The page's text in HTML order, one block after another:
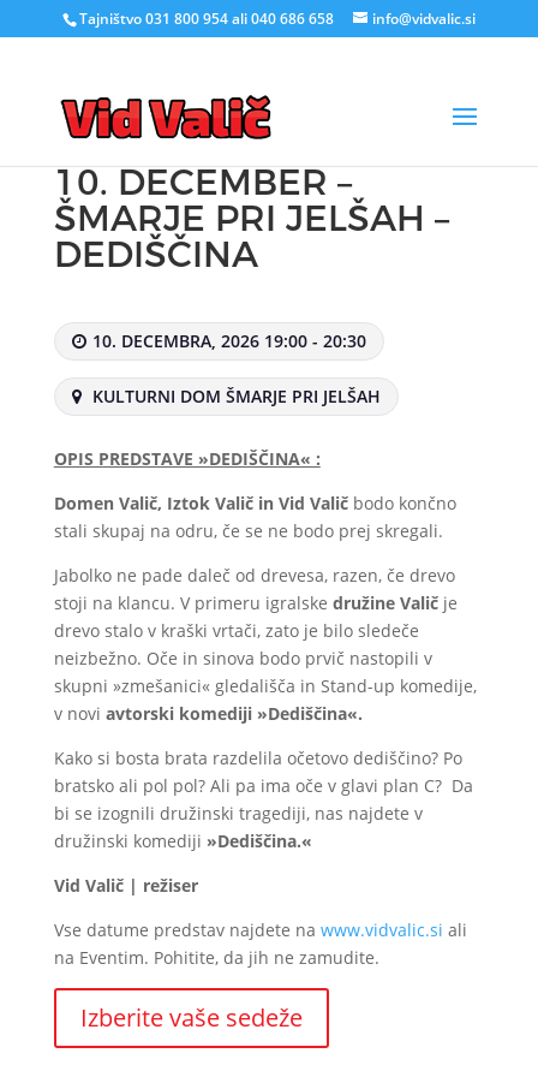
Tajništvo 031 800 954 ali 040 686 658 info@vidvalic.si
10. DECEMBER –
ŠMARJE PRI JELŠAH –
DEDIŠČINA
10. DECEMBRA, 2026 19:00 - 20:30
KULTURNI DOM ŠMARJE PRI JELŠAH
OPIS PREDSTAVE »DEDIŠČINA« :
Domen Valič, Iztok Valič in Vid Valičbodo končno
stali skupaj na odru, če se ne bodo prej skregali.
Jabolko ne pade daleč od drevesa, razen, če drevo
stoji na klancu. V primeru igralske družine Valičje
drevo stalo v kraški vrtači, zato je bilo sledeče
neizbežno. Oče in sinova bodo prvič nastopili v
skupni »zmešanici« gledališča in Stand-up komedije,
v novi avtorski komediji »Dediščina«.
Kako si bosta brata razdelila očetovo dediščino? Po
bratsko ali pol pol? Ali pa ima oče v glavi plan C? Da
bi se izognili družinski tragediji, nas najdete v
družinski komediji »Dediščina.«
Vid Valič | režiser
Vse datume predstav najdete na www.vidvalic.si ali
na Eventim. Pohitite, da jih ne zamudite.
Izberite vaše sedeže